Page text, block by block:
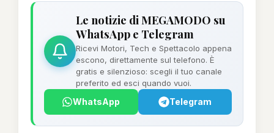
Le notizie di MEGAMODO su
WhatsApp e Telegram
Ricevi Motori, Tech e Spettacolo appena
escono, direttamente sul telefono. È
gratis e silenzioso: scegli il tuo canale
preferito ed esci quando vuoi.
WhatsApp Telegram